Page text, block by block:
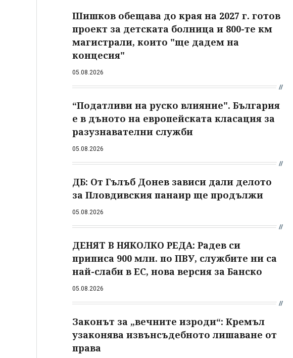
Шишков обещава до края на 2027 г. готов
проект за детската болница и 800-те км
магистрали, които "ще дадем на
концесия"
05.08.2026
“Податливи на руско влияние". България
е в дъното на европейската класация за
разузнавателни служби
05.08.2026
ДБ: От Гълъб Донев зависи дали делото
за Пловдивския панаир ще продължи
05.08.2026
ДЕНЯТ В НЯКОЛКО РЕДА: Радев си
приписа 900 млн. по ПВУ, службите ни са
най-слаби в ЕС, нова версия за Банско
05.08.2026
Законът за „вечните изроди“: Кремъл
узаконява извънсъдебното лишаване от
права